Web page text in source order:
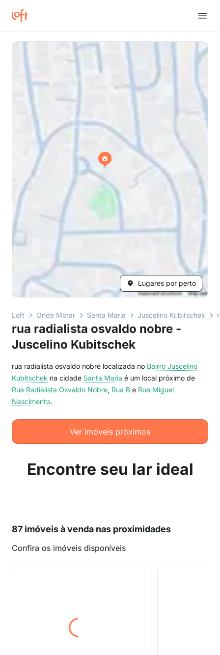
Lugares por perto
Loft Onde Morar Santa Maria Juscelino Kubitschek
rua radialista osvaldo nobre -
Juscelino Kubitschek
rua radialista osvaldo nobre localizada no Bairro Juscelino
Kubitschek na cidade Santa Maria é um local próximo de
Rua Radialista Osvaldo Nobre, Rua B e Rua Miguel
Nascimento.
Ver imóveis próximos
Encontre seu lar ideal
87 imóveis à venda nas proximidades
Confira os imóveis disponíveis